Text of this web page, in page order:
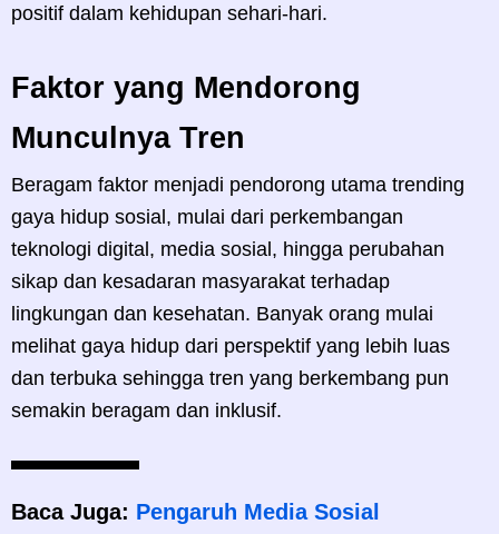
positif dalam kehidupan sehari-hari.
Faktor yang Mendorong
Munculnya Tren
Beragam faktor menjadi pendorong utama trending
gaya hidup sosial, mulai dari perkembangan
teknologi digital, media sosial, hingga perubahan
sikap dan kesadaran masyarakat terhadap
lingkungan dan kesehatan. Banyak orang mulai
melihat gaya hidup dari perspektif yang lebih luas
dan terbuka sehingga tren yang berkembang pun
semakin beragam dan inklusif.
Baca Juga: Pengaruh Media Sosial